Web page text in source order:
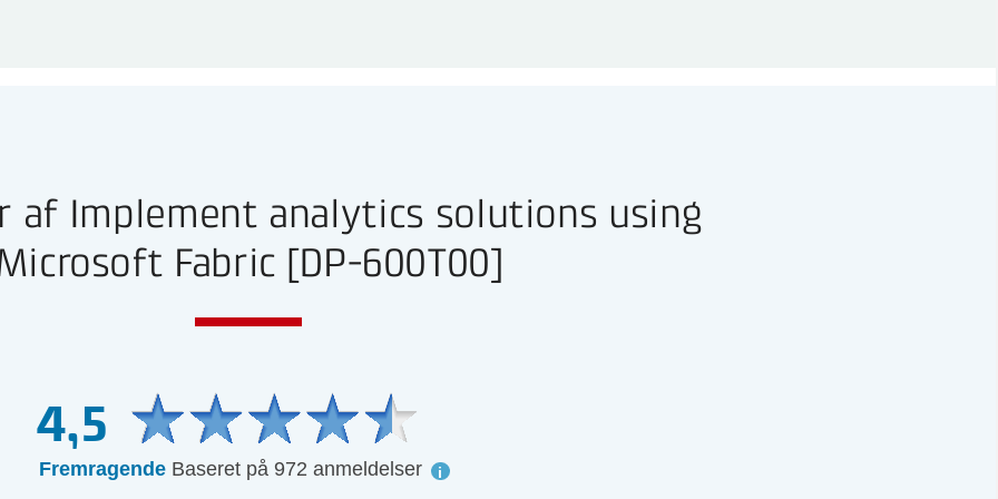
af Implement analytics solutions using
Fabric [DP-600T00]
4,5
Fremragende Baseret på 972 anmeldelser